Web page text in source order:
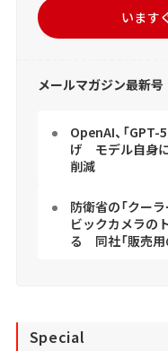
います
メールマガジン最新号
OpenAI、「
げ モデル自身
削減
防衛省の「クー
ビックカメラの
る 同社「販売用
Special